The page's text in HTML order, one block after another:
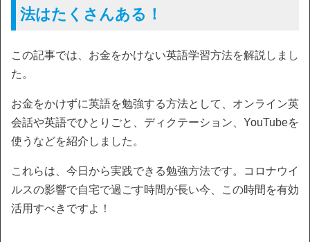
法はたくさんある！
この記事では、お金をかけない英語学習方法を解説しまし
た。
お金をかけずに英語を勉強する方法として、オンライン英
会話や英語でひとりごと、ディクテーション、YouTubeを
使うなどを紹介しました。
これらは、今日から実践できる勉強方法です。コロナウイ
ルスの影響で自宅で過ごす時間が長い今、この時間を有効
活用すべきですよ！